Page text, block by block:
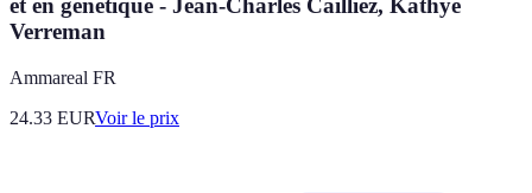
et en génétique - Jean-Charles Cailliez, Kathye
Verreman
Ammareal FR
24.33 EURVoir le prix